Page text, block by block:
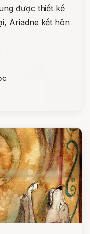
được thiết kế
Ariadne kết hôn